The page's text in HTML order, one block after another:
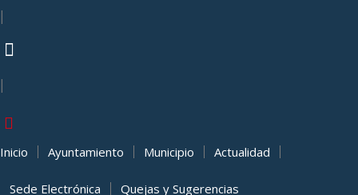
|
|
Inicio Ayuntamiento Municipio Actualidad
Sede Electrónica Quejas y Sugerencias